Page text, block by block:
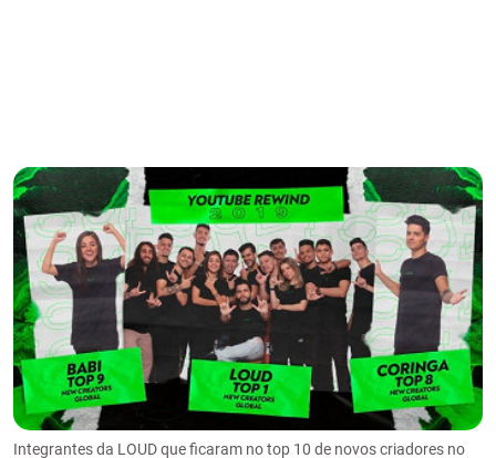
Integrantes da LOUD que ficaram no top 10 de novos criadores no